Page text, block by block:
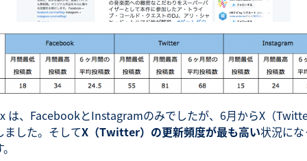
は、FacebookとInstagramのみでしたが、6月からX（
ました。そしてX（Twitter）の更新頻度が最も高い状況にな